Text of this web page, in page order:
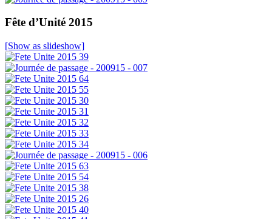
Fête d’Unité 2015
[Show as slideshow]